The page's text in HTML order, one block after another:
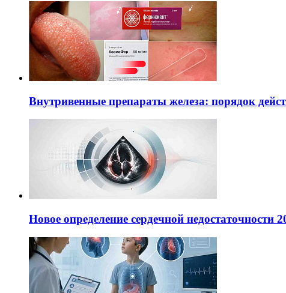
Внутривенные препараты железа: порядок
Новое определение сердечной